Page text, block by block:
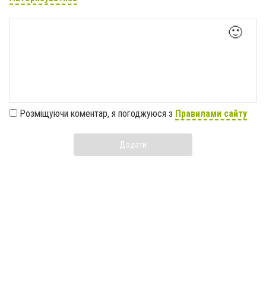
🙂
Розміщуючи коментар, я погоджуюся з Правилами сайту
Додати